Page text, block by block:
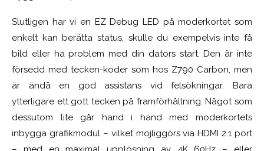
Slutligen har vi en EZ Debug LED på moderkortet som
enkelt kan berätta status, skulle du exempelvis inte få
bild eller ha problem med din dators start. Den är inte
försedd med tecken-koder som hos Z790 Carbon, men
är ändå en god assistans vid felsökningar. Bara
ytterligare ett gott tecken på framförhållning. Något som
dessutom lite går hand i hand med moderkortets
inbygga grafikmodul – vilket möjliggörs via HDMI 2.1 port